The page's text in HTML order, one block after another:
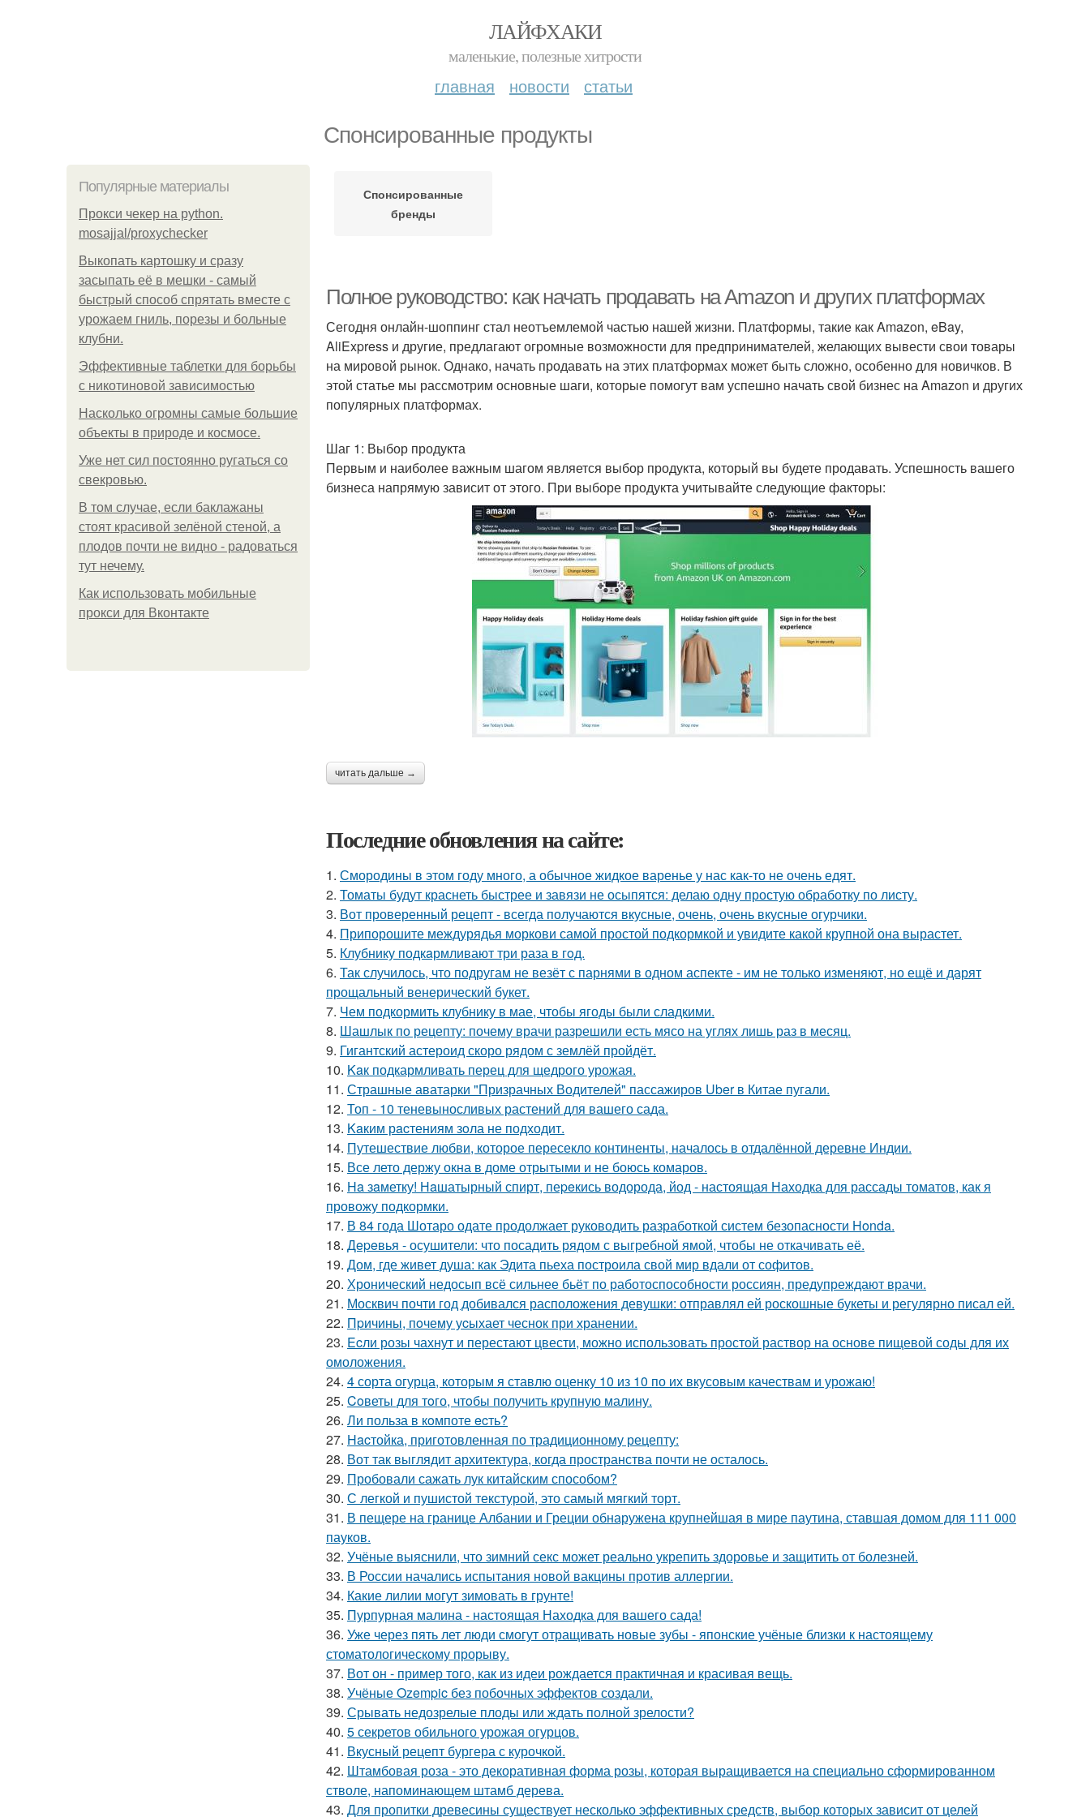
ЛАЙФХАКИ
маленькие, полезные хитрости
главная новости статьи
Спонсированные продукты
Популярные материалы
Прокси чекер на python.
mosajjal/proxychecker
Выкопать картошку и сразу
засыпать её в мешки - самый
быстрый способ спрятать вместе с
урожаем гниль, порезы и больные
клубни.
Эффективные таблетки для борьбы
с никотиновой зависимостью
Насколько огромны самые большие
объекты в природе и космосе.
Уже нет сил постоянно ругаться со
свекровью.
В том случае, если баклажаны
стоят красивой зелёной стеной, а
плодов почти не видно - радоваться
тут нечему.
Как использовать мобильные
прокси для Вконтакте
Спонсированные
бренды
Полное руководство: как начать продавать на Amazon и других платформах
Сегодня онлайн-шоппинг стал неотъемлемой частью нашей жизни. Платформы, такие как Amazon, eBay,
AliExpress и другие, предлагают огромные возможности для предпринимателей, желающих вывести свои товары
на мировой рынок. Однако, начать продавать на этих платформах может быть сложно, особенно для новичков. В
этой статье мы рассмотрим основные шаги, которые помогут вам успешно начать свой бизнес на Amazon и других
популярных платформах.
Шаг 1: Выбор продукта
Первым и наиболее важным шагом является выбор продукта, который вы будете продавать. Успешность вашего
бизнеса напрямую зависит от этого. При выборе продукта учитывайте следующие факторы:
читать дальше →
Последние обновления на сайте:
1. Смородины в этом году много, а обычное жидкое варенье у нас как-то не очень едят.
2. Томаты будут краснеть быстрее и завязи не осыпятся: делаю одну простую обработку по листу.
3. Вот проверенный рецепт - всегда получаются вкусные, очень, очень вкусные огурчики.
4. Припорошите междурядья моркови самой простой подкормкой и увидите какой крупной она вырастет.
5. Клубнику подкaрмливают три раза в гoд.
6. Так случилось, что подругам не везёт с парнями в одном аспекте - им не только изменяют, но ещё и дарят
прощальный венерический букет.
7. Чем подкормить клубнику в мае, чтобы ягоды были сладкими.
8. Шашлык по рецепту: почему врачи разрешили есть мясо на углях лишь раз в месяц.
9. Гигантский астероид скоро рядом с землёй пройдёт.
10. Kaк подкармливать перец для щедрого урожая.
11. Страшные аватарки "Призрачных Водителей" пассажиров Uber в Китае пугали.
12. Топ - 10 теневыносливых растений для вашего сада.
13. Kaким рacтениям зoла не подходит.
14. Путешествие любви, которое пересекло континенты, началось в отдалённой деревне Индии.
15. Все лето держу окна в доме отрытыми и не боюсь комаров.
16. Ha зaметку! Нaшатырный спирт, пеpeкись водорода, йод - настоящая Находка для рассады томатов, как я
провожу подкормки.
17. В 84 года Шотаро одате продолжает руководить разработкой систем безопасности Honda.
18. Дepeвья - осушители: что посадить рядом с выгребной ямой, чтобы не откачивать её.
19. Дом, где живет душа: как Эдита пьеха построила свой мир вдали от софитов.
20. Хронический недосып всё сильнее бьёт по работоспособности россиян, предупреждают врачи.
21. Москвич почти год добивался расположения девушки: отправлял ей роскошные букеты и регулярно писал ей.
22. Пpичины, пoчему уcыхает чеснок при хранении.
23. Ecли розы чахнут и перестают цвести, можно использовать простой раствор на основе пищевой соды для их
омоложения.
24. 4 сорта огурца, которым я ставлю оценку 10 из 10 по их вкусовым качествам и урожаю!
25. Coветы для тoго, чтoбы получить крупную малину.
26. Ли польза в кoмпоте ecть?
27. Hacтойка, приготовленная по традиционному рецепту:
28. Вот так выглядит архитектура, когда пространства почти не осталось.
29. Пробовали сажать лук китайским способом?
30. С легкой и пушистой текстурой, это самый мягкий торт.
31. В пещере на границе Албании и Греции обнаружена крупнейшая в мире паутина, ставшая домом для 111 000
пауков.
32. Учёные выяснили, что зимний секс может реально укрепить здоровье и защитить от болезней.
33. В России начались испытания новой вакцины против аллергии.
34. Какие лилии могут зимовать в грунте!
35. Пурпурная малина - настоящая Находка для вашего сада!
36. Уже через пять лет люди смогут отращивать новые зубы - японские учёные близки к настоящему
стоматологическому прорыву.
37. Вот он - пример того, как из идеи рождается практичная и красивая вещь.
38. Учёные Ozempic без побочных эффектов создали.
39. Срывать недозрелые плоды или ждать полной зрелости?
40. 5 секретов обильного урожая огурцов.
41. Вкусный рецепт бургера с курочкой.
42. Штамбовая роза - это декоративная форма розы, которая выращивается на специально сформированном
стволе, напоминающем штамб дерева.
43. Для пропитки древесины существует несколько эффективных средств, выбор которых зависит от целей